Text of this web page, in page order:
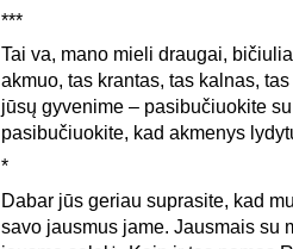
***
Tai va, mano mieli draugai,
akmuo, tas krantas, tas kalnas,
jūsų gyvenime – pasibučiuokite
pasibučiuokite, kad akmenys
*
Dabar jūs geriau suprasite, kad
savo jausmus jame. Jausmais su